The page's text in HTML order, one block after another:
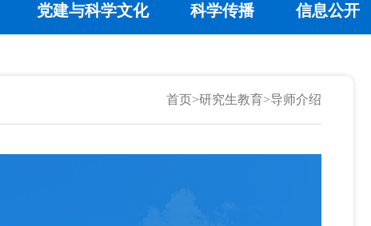
党建与科学文化 科学传播 信息公开
首页>研究生教育>导师介绍